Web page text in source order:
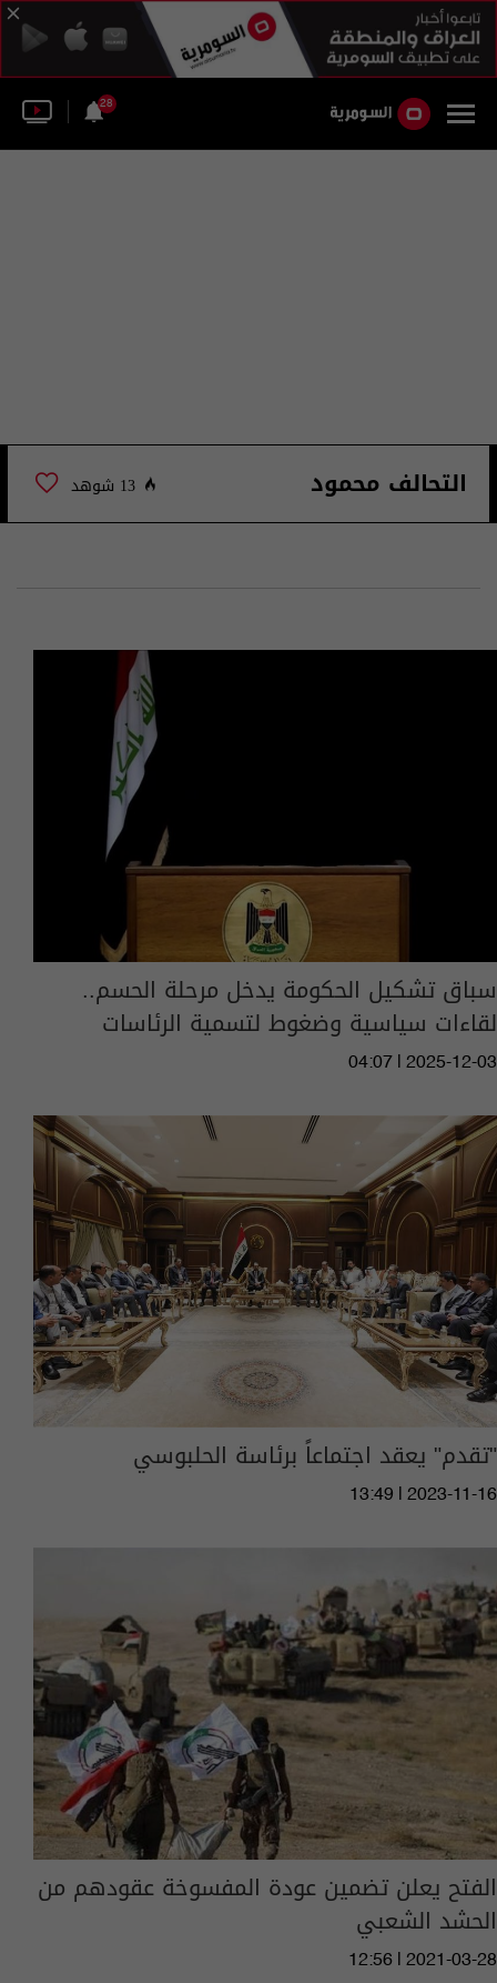
28
التحالف محمود 13 شوهد
سباق تشكيل الحكومة يدخل مرحلة الحسم..
لقاءات سياسية وضغوط لتسمية الرئاسات
04:07 | 2025-12-03
"تقدم" يعقد اجتماعاً برئاسة الحلبوسي
13:49 | 2023-11-16
الفتح يعلن تضمين عودة المفسوخة عقودهم من
الحشد الشعبي
12:56 | 2021-03-28